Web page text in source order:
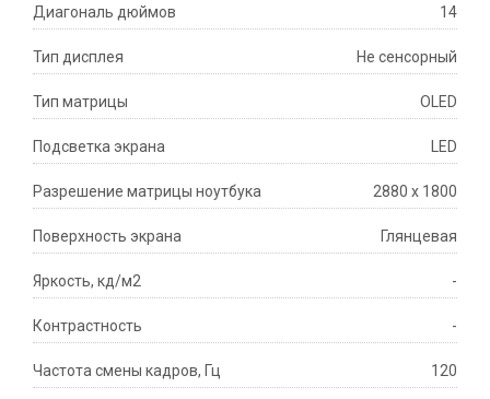
Диагональ дюймов 14
Тип дисплея Не сенсорный
Тип матрицы OLED
Подсветка экрана LED
Разрешение матрицы ноутбука 2880 x 1800
Поверхность экрана Глянцевая
Яркость, кд/м2 -
Контрастность -
Частота смены кадров, Гц 120